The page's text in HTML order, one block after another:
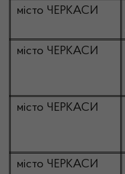
місто ЧЕРКАСИ
місто ЧЕРКАСИ
місто ЧЕРКАСИ
місто ЧЕРКАСИ